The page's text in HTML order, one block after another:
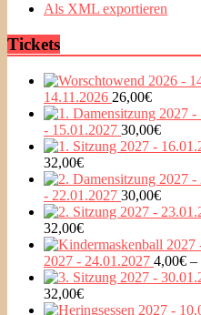
Als XML exportieren
Tickets
14.11.2026 26,00€
- 15.01.2027 30,00€
32,00€
- 22.01.2027 30,00€
32,00€
2027 - 24.01.2027 4,00€ –
32,00€